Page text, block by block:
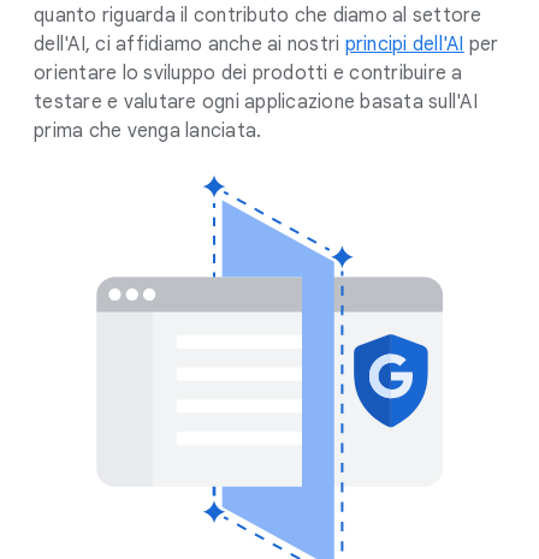
quanto riguarda il contributo che diamo al settore
dell'AI, ci affidiamo anche ai nostri principi dell'AI per
orientare lo sviluppo dei prodotti e contribuire a
testare e valutare ogni applicazione basata sull'AI
prima che venga lanciata.